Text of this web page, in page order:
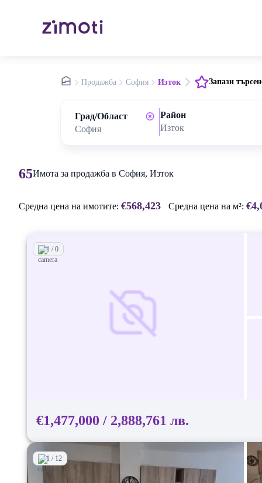
nav.home
Продажба София Изток Запази
Град/Област
Район
Изток
65Имота за продажба в София, Изток
Средна цена на имотите: €568,423 Средна цена на м²:
1 / 0
€1,477,000 / 2,888,761 лв.
1 / 12